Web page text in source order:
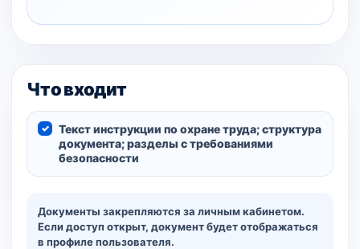
Что входит
Текст инструкции по охране труда; структура
документа; разделы с требованиями
безопасности
Документы закрепляются за личным кабинетом.
Если доступ открыт, документ будет отображаться
в профиле пользователя.